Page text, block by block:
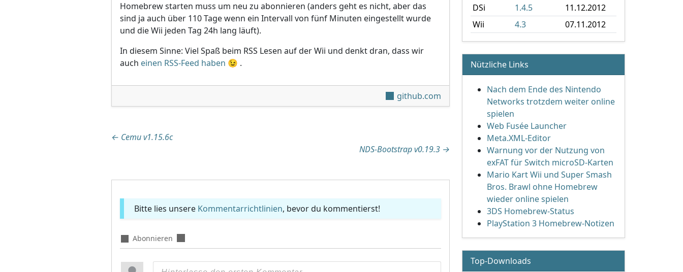
Homebrew starten muss um neu zu abonnieren (anders geht es nicht, aber das
sind ja auch über 110 Tage wenn ein Intervall von fünf Minuten eingestellt wurde
und die Wii jeden Tag 24h lang läuft).
In diesem Sinne: Viel Spaß beim RSS Lesen auf der Wii und denkt dran, dass wir
auch einen RSS-Feed haben 😉 .
github.com
Beitragsnavigation
← Cemu v1.15.6c
NDS-Bootstrap v0.19.3 →
Bitte lies unsere Kommentarrichtlinien, bevor du kommentierst!
Abonnieren
DSi
1.4.5
11.12.2012
Wii
4.3 07.11.2012
Nützliche Links
Nach dem Ende des Nintendo
Networks trotzdem weiter online
spielen
Web Fusée Launcher
Meta.XML-Editor
Warnung vor der Nutzung von
exFAT für Switch microSD-Karten
Mario Kart Wii und Super Smash
Bros. Brawl ohne Homebrew
wieder online spielen
3DS Homebrew-Status
PlayStation 3 Homebrew-Notizen
Top-Downloads